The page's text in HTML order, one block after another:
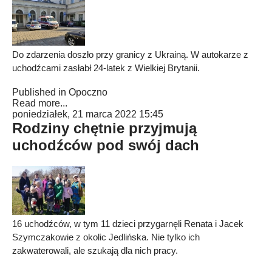
Do zdarzenia doszło przy granicy z Ukrainą. W autokarze z
uchodźcami zasłabł 24-latek z Wielkiej Brytanii.
Published in Opoczno
Read more...
poniedziałek, 21 marca 2022 15:45
Rodziny chętnie przyjmują
uchodźców pod swój dach
16 uchodźców, w tym 11 dzieci przygarnęli Renata i Jacek
Szymczakowie z okolic Jedlińska. Nie tylko ich
zakwaterowali, ale szukają dla nich pracy.